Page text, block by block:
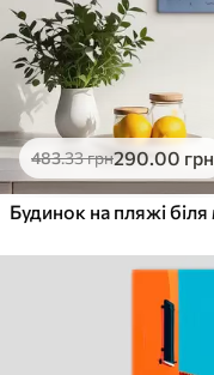
483.33грн290.00 грн